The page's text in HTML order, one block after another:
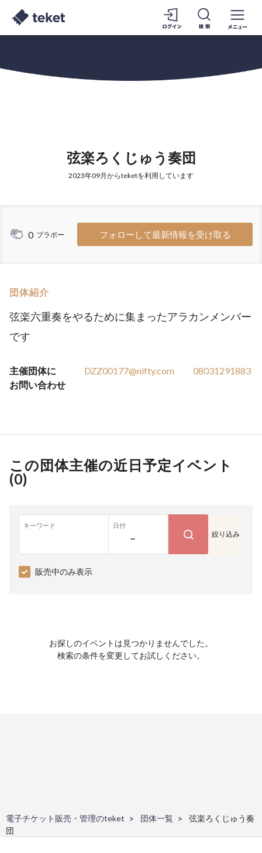
弦楽ろくじゅう奏団
2023年09月からteketを利用しています
0 ブラボー フォローして最新情報を受け取る
団体紹介
弦楽六重奏をやるために集まったアラカンメンバー
です
主催団体に
お問い合わせ
DZZ00177@nifty.com 08031291883
この団体主催の近日予定イベント
(0)
キーワード 日付
~ 絞り込み
販売中のみ表示
お探しのイベントは見つかりませんでした。
検索の条件を変更してお試しください。
電子チケット販売・管理のteket 団体一覧
弦楽ろくじゅう奏
団